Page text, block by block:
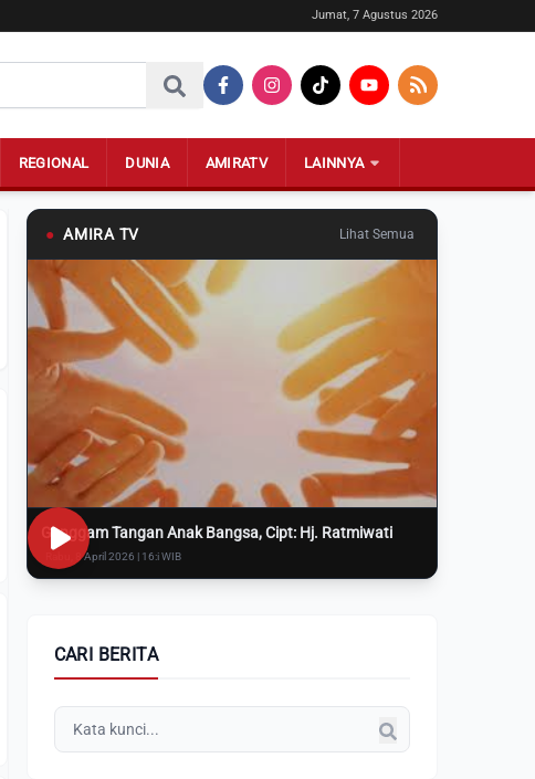
Jumat, 7 Agustus 2026
REGIONAL DUNIA AMIRATV LAINNYA
● AMIRA TV Lihat Semua
Genggam Tangan Anak Bangsa, Cipt: Hj. Ratmiwati
Rabu, 8 April 2026 | 16:i WIB
CARI BERITA